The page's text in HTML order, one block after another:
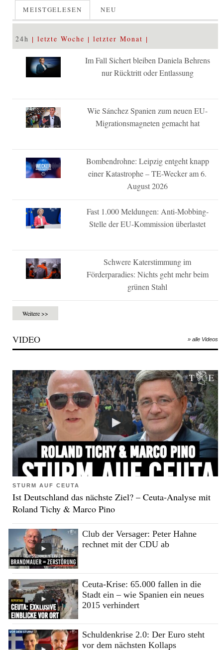
MEISTGELESEN NEU
24h letzte Woche letzter Monat
Im Fall Sichert bleiben Daniela Behrens
nur Rücktritt oder Entlassung
Wie Sánchez Spanien zum neuen EU-
Migrationsmagneten gemacht hat
Bombendrohne: Leipzig entgeht knapp
einer Katastrophe – TE-Wecker am 6.
August 2026
Fast 1.000 Meldungen: Anti-Mobbing-
Stelle der EU-Kommission überlastet
Schwere Katerstimmung im
Förderparadies: Nichts geht mehr beim
grünen Stahl
Weitere >>
VIDEO » alle Videos
STURM AUF CEUTA
Ist Deutschland das nächste Ziel? – Ceuta-Analyse mit
Roland Tichy & Marco Pino
Club der Versager: Peter Hahne
rechnet mit der CDU ab
Ceuta-Krise: 65.000 fallen in die
Stadt ein – wie Spanien ein neues
2015 verhindert
Schuldenkrise 2.0: Der Euro steht
vor dem nächsten Kollaps